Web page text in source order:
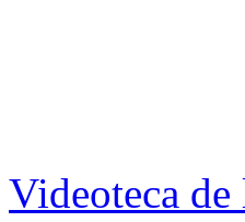
Videoteca